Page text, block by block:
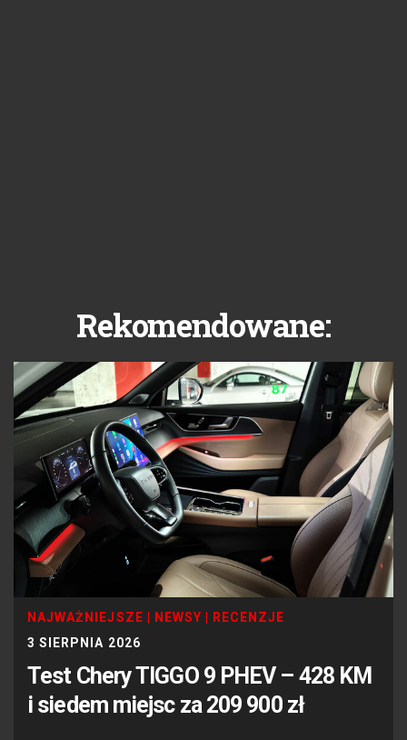
Rekomendowane:
NAJWAŻNIEJSZE NEWSY
RECENZJE
3 SIERPNIA 2026
Test Chery TIGGO 9 PHEV – 428 KM
i siedem miejsc za 209 900 zł